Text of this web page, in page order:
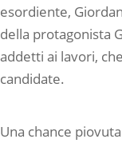
esordiente,
della protagonista
addetti ai lavori,
candidate.
Una chance